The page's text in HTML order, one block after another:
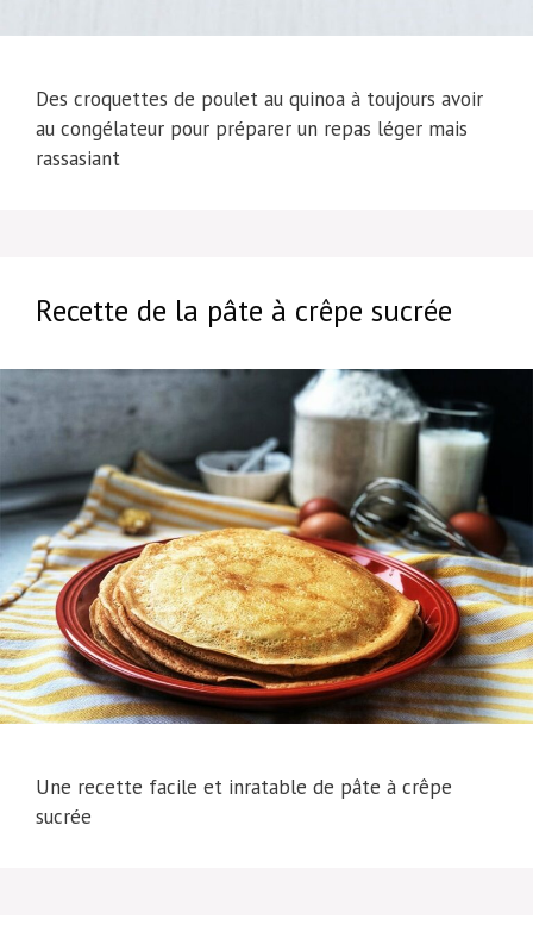
Des croquettes de poulet au quinoa à toujours avoir
au congélateur pour préparer un repas léger mais
rassasiant
Recette de la pâte à crêpe sucrée
Une recette facile et inratable de pâte à crêpe
sucrée